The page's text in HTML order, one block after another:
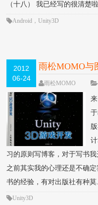
（十八） 我已经写的很清楚
Android ，Unity3D
2012
06-24
雨松MOMO与
发》终于出版了
雨松MOMO
173484次
习的原则写博客，对于写书
之前其实我的心理还是不确
书的经验，有对出版社有种莫
Unity3D